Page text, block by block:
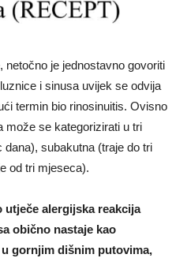
netočno je jednostavno govoriti
i sinusa uvijek se odvija
termin bio rinosinuitis. Ovisno
može se kategorizirati u tri
subakutna (traje do tri
od tri mjeseca).
utječe alergijska reakcija
obično nastaje kao
gornjim dišnim putovima,